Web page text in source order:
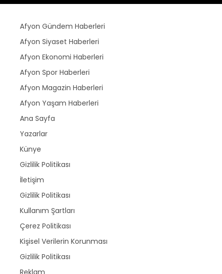
Afyon Gündem Haberleri
Afyon Siyaset Haberleri
Afyon Ekonomi Haberleri
Afyon Spor Haberleri
Afyon Magazin Haberleri
Afyon Yaşam Haberleri
Ana Sayfa
Yazarlar
Künye
Gizlilik Politikası
İletişim
Gizlilik Politikası
Kullanım Şartları
Çerez Politikası
Kişisel Verilerin Korunması
Gizlilik Politikası